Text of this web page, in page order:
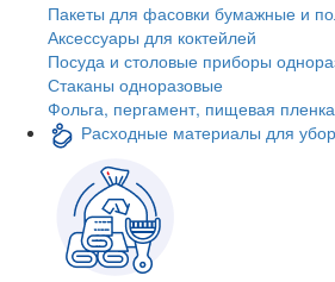
Пакеты для фасовки бумажные и
Аксессуары для коктейлей
Посуда и столовые приборы
Стаканы одноразовые
Фольга, пергамент, пищевая пленка
Расходные материалы для